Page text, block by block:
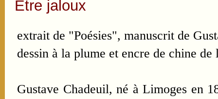
Etre jaloux
extrait de "Poésies", manuscrit de
dessin à la plume et encre de chine de
Gustave Chadeuil, né à Limoges en